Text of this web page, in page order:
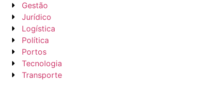
Gestão
Jurídico
Logística
Política
Portos
Tecnologia
Transporte